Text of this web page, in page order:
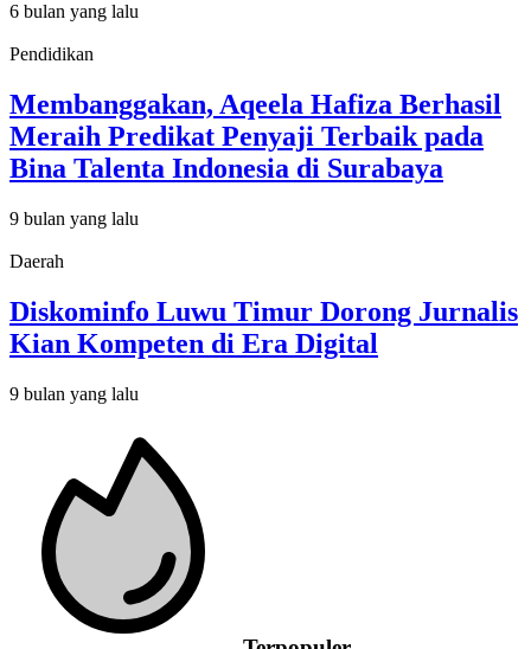
6 bulan yang lalu
Pendidikan
Membanggakan, Aqeela Hafiza Berhasil
Meraih Predikat Penyaji Terbaik pada
Bina Talenta Indonesia di Surabaya
9 bulan yang lalu
Daerah
Diskominfo Luwu Timur Dorong Jurnalis
Kian Kompeten di Era Digital
9 bulan yang lalu